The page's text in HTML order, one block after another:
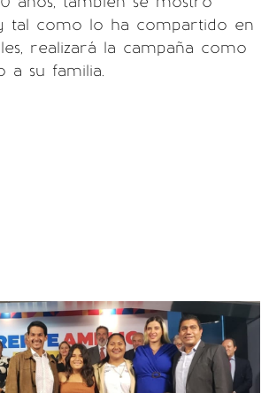
tal como lo ha compartido en
realizará la campaña como
a su familia.